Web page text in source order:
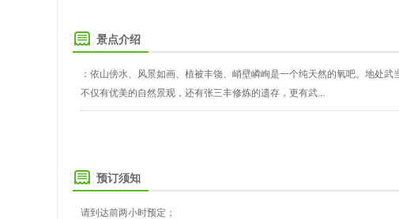
景点介绍
：依山傍水、风景如画、植被丰饶、峭壁嶙峋是一个纯天然的氧吧。地处
不仅有优美的自然景观，还有张三丰修炼的遗存，更有武...
预订须知
请到达前两小时预定；